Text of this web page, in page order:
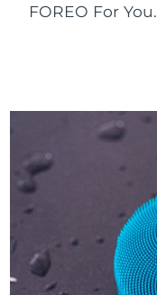
FOREO For You.